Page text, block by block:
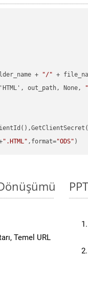
+ "/" +
out_path, None,
".HTML" ,format="ODS"
Temel URL